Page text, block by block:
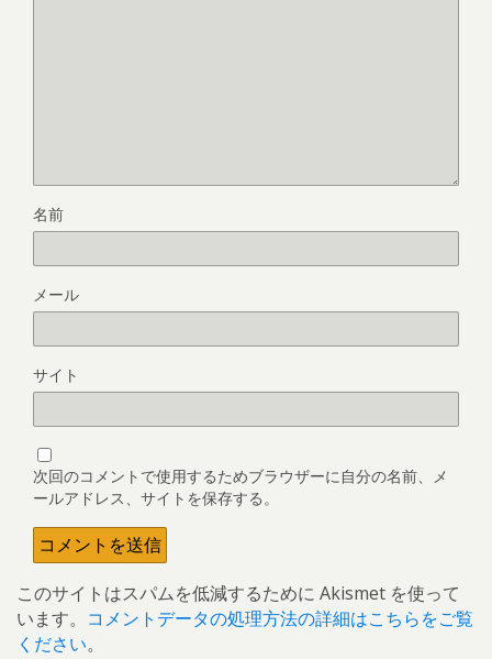
名前
メール
サイト
次回のコメントで使用するためブラウザーに自分の名前、メ
ールアドレス、サイトを保存する。
このサイトはスパムを低減するために Akismet を使って
います。 コメントデータの処理方法の詳細はこちらをご覧
ください。